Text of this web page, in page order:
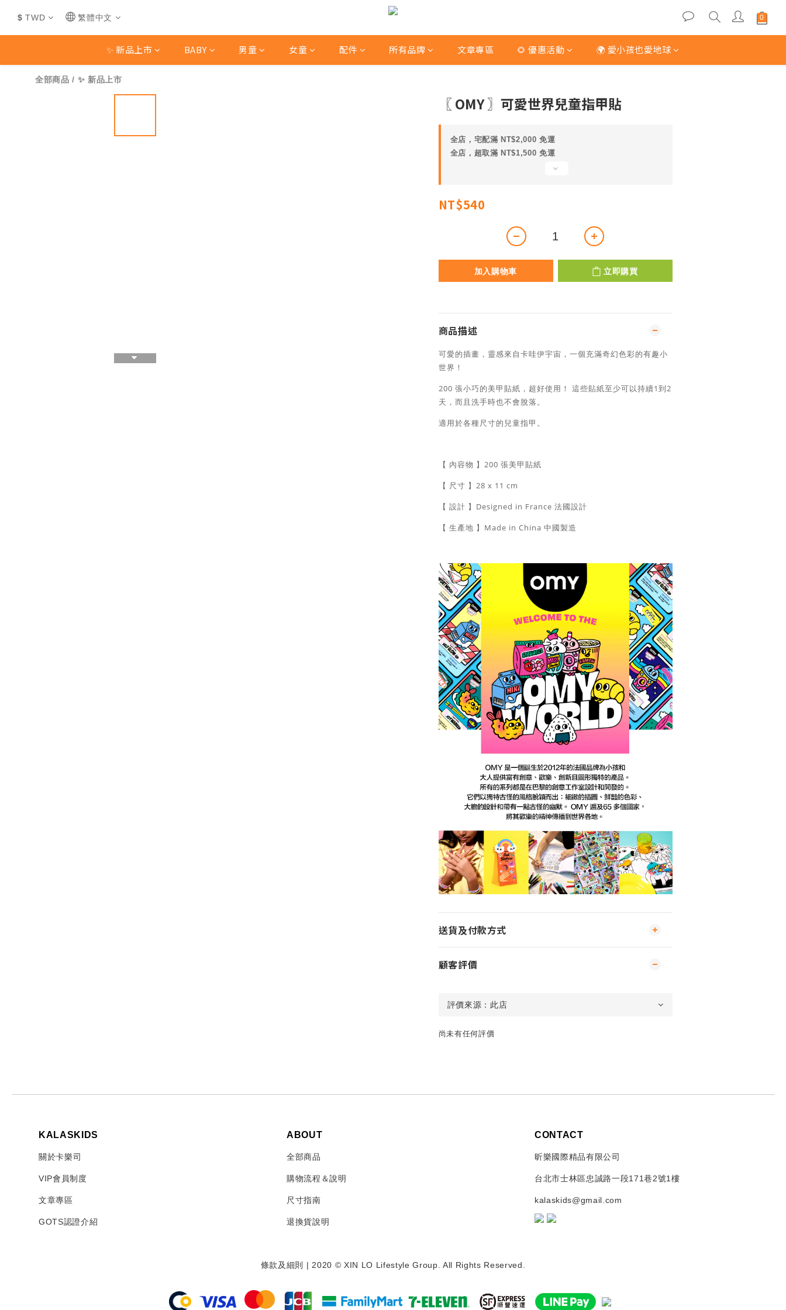
$ TWD 繁體中文
✨ 新品上市 BABY 男童 女童 配件 所有品牌 文章專區 🌻 優惠活動 🌍 愛小孩也愛地球
全部商品 / ✨ 新品上市
〖 OMY 〗可愛世界兒童指甲貼
全店，宅配滿 NT$2,000 免運
全店，超取滿 NT$1,500 免運
NT$540
加入購物車 立即購買
商品描述
可愛的插畫，靈感來自卡哇伊宇宙，一個充滿奇幻色彩的有趣小
世界！
200 張小巧的美甲貼紙，超好使用！ 這些貼紙至少可以持續1到2
天，而且洗手時也不會脫落。
適用於各種尺寸的兒童指甲。
【 內容物 】200 張美甲貼紙
【 尺寸 】28 x 11 cm
【 設計 】Designed in France 法國設計
【 生產地 】Made in China 中國製造
送貨及付款方式
顧客評價
尚未有任何評價
KALASKIDS
關於卡樂司
VIP會員制度
文章專區
GOTS認證介紹
ABOUT
全部商品
購物流程＆說明
尺寸指南
退換貨說明
CONTACT
昕樂國際精品有限公司
台北市士林區忠誠路一段171巷2號1樓
kalaskids@gmail.com
條款及細則 | 2020 © XIN LO Lifestyle Group. All Rights Reserved.